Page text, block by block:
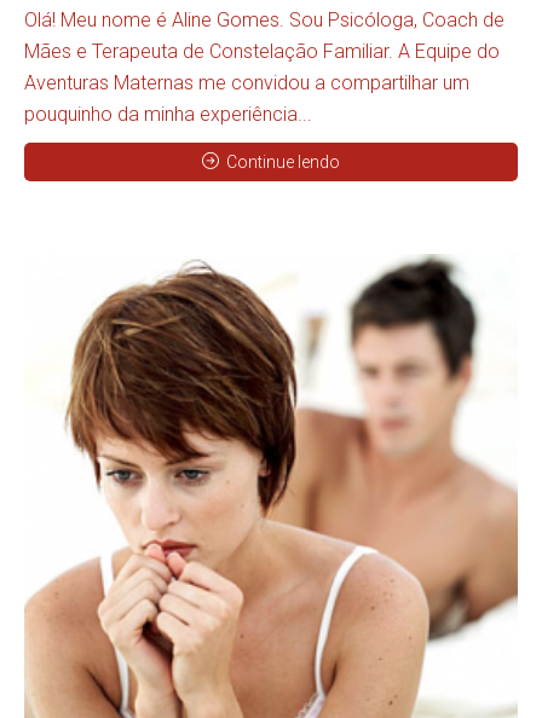
Olá! Meu nome é Aline Gomes. Sou Psicóloga, Coach de
Mães e Terapeuta de Constelação Familiar. A Equipe do
Aventuras Maternas me convidou a compartilhar um
pouquinho da minha experiência...
Continue lendo